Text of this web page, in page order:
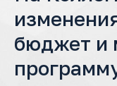
бюджет и